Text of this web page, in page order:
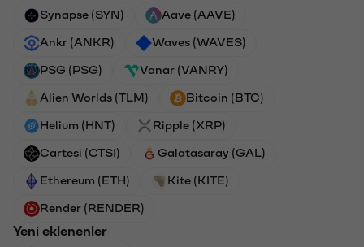
Synapse (SYN) Aave (AAVE)
Ankr (ANKR) Waves (WAVES)
PSG (PSG) Vanar (VANRY)
Alien Worlds (TLM) Bitcoin (BTC)
Helium (HNT) Ripple (XRP)
Cartesi (CTSI) Galatasaray (GAL)
Ethereum (ETH) Kite (KITE)
Render (RENDER)
Yeni eklenenler